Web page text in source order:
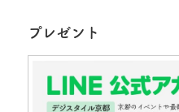
プレゼント